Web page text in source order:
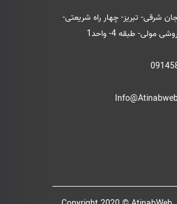
شرقی- تبریز- چهار راه شریعتی-
مولی- طبقه 4- واحد1